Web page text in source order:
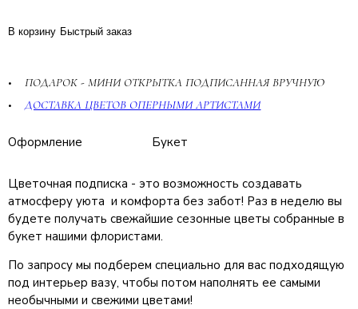
В корзину Быстрый заказ
ПОДАРОК - МИНИ ОТКРЫТКА ПОДПИСАННАЯ ВРУЧНУЮ
ДОСТАВКА ЦВЕТОВ ОПЕРНЫМИ АРТИСТАМИ
Оформление Букет
Цветочная подписка - это возможность создавать
атмосферу уюта и комфорта без забот! Раз в неделю вы
будете получать свежайшие сезонные цветы собранные в
букет нашими флористами.
По запросу мы подберем специально для вас подходящую
под интерьер вазу, чтобы потом наполнять ее самыми
необычными и свежими цветами!